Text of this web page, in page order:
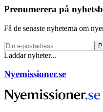
Prenumerera på
Få de senaste nyheterna om
Laddar nyheter...
Nyemissioner.se